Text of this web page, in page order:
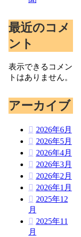
最近のコメ
ント
表示できるコメン
トはありません。
アーカイブ
2026年6月
2026年5月
2026年4月
2026年3月
2026年2月
2026年1月
2025年12
月
2025年11
月